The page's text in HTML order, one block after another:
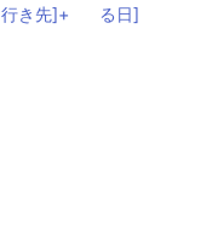
行き先]+
る日]